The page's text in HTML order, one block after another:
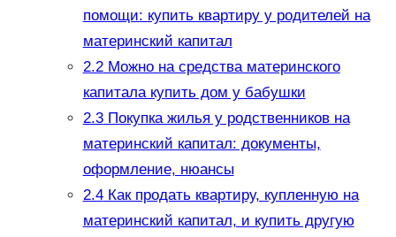
помощи: купить квартиру у родителей на
материнский капитал
2.2Можно на средства материнского
капитала купить дом у бабушки
2.3Покупка жилья у родственников на
материнский капитал: документы,
оформление, нюансы
2.4Как продать квартиру, купленную на
материнский капитал, и купить другую